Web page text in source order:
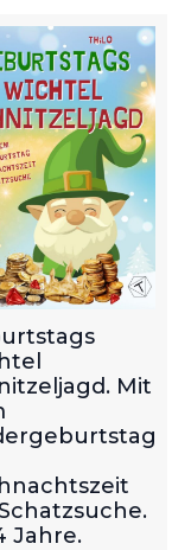
Mit
Jahre.